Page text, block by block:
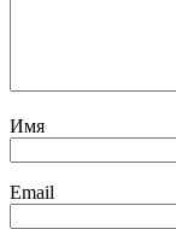
Имя
Email